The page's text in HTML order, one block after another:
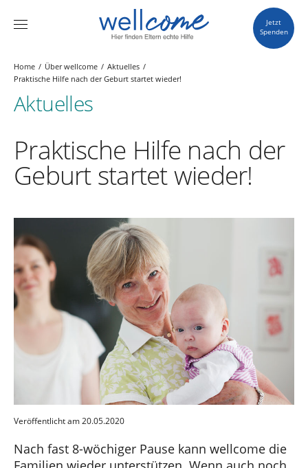
Jetzt
Spenden
Home Über wellcome
Aktuelles
Praktische Hilfe nach der Geburt startet wieder!
Aktuelles
Praktische Hilfe nach der
Geburt startet wieder!
Veröffentlicht am 20.05.2020
Nach fast 8-wöchiger Pause kann wellcome die